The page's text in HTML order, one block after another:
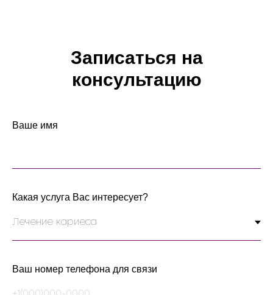
Записаться на
консультацию
Ваше имя
Какая услуга Вас интересует?
Ваш номер телефона для связи